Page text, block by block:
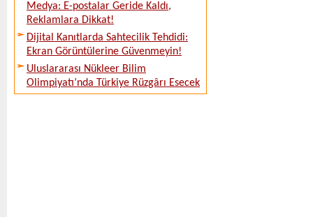
Medya: E-postalar Geride Kaldı,
Reklamlara Dikkat!
Dijital Kanıtlarda Sahtecilik Tehdidi:
Ekran Görüntülerine Güvenmeyin!
Uluslararası Nükleer Bilim
Olimpiyatı’nda Türkiye Rüzgârı Esecek